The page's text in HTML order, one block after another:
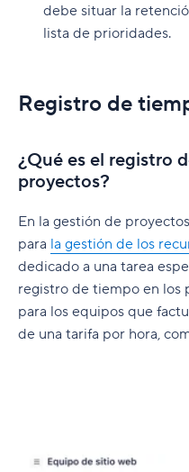
debe situar la
lista de prioridades.
Registro de
¿Qué es el registro
proyectos?
En la gestión de
para la gestión de los
dedicado a una tarea
registro de tiempo en los
para los equipos que
de una tarifa por hora,